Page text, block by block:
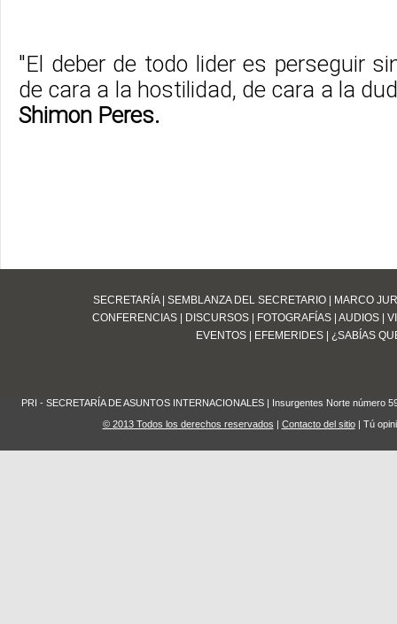
"El deber de todo lider es perseguir
de cara a la hostilidad, de cara a la
Shimon Peres.
SECRETARÍA| SEMBLANZA DEL SECRETARIO
MARCO
CONFERENCIAS| DISCURSOS| FOTOGRAFÍAS| AUDIOS|
EVENTOS
EFEMERIDES ¿SABÍAS
PRI - SECRETARÍA DE ASUNTOS INTERNACIONALES | Insurgentes Norte número
© 2013 Todos los derechos reservados | Contacto del sitio| Tú